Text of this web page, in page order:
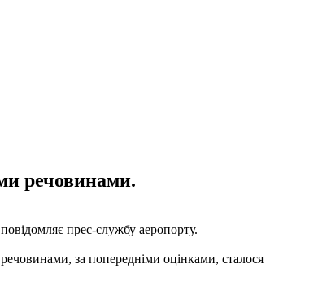
речовинами.
прес-службу аеропорту.
за попередніми оцінками, сталося